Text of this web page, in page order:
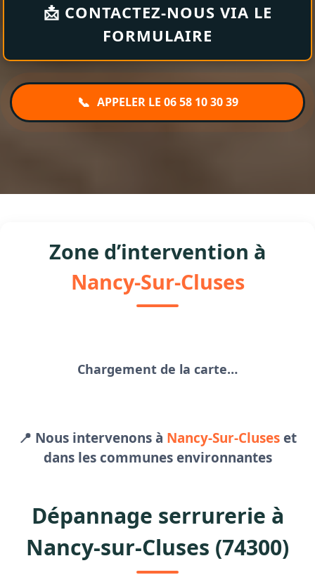
📩 CONTACTEZ-NOUS VIA LE
FORMULAIRE
📞 APPELER LE 06 58 10 30 39
Zone d’intervention à
Nancy-Sur-Cluses
Chargement de la carte…
📍 Nous intervenons à Nancy-Sur-Cluseset
dans les communes environnantes
Dépannage serrurerie à
Nancy-sur-Cluses (74300)